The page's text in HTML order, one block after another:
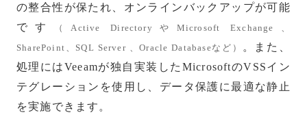
の整合性が保たれ、オンラインバックアップが可能
です
（Active DirectoryやMicrosoft Exchange、
SharePoint、SQL Server 、Oracle Databaseなど）
。また、
処理にはVeeamが独自実装したMicrosoftのVSSイン
テグレーションを使用し、データ保護に最適な静止
を実施できます。